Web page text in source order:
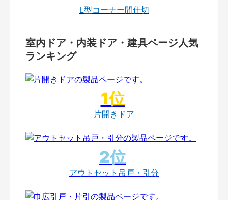
L型コーナー間仕切
室内ドア・内装ドア・建具ページ人気
ランキング
片開きドア
アウトセット吊戸・引分